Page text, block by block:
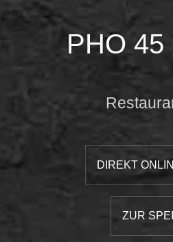
PHO 45
DIREKT
ZUR